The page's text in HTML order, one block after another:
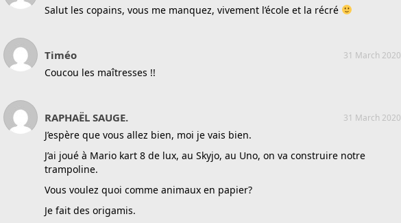
Salut les copains, vous me manquez, vivement l’école et la récré
Timéo 31 March 2020
Coucou les maîtresses !!
RAPHAËL SAUGE. 31 March 2020
J’espère que vous allez bien, moi je vais bien.
J’ai joué à Mario kart 8 de lux, au Skyjo, au Uno, on va construire notre
trampoline.
Vous voulez quoi comme animaux en papier?
Je fait des origamis.